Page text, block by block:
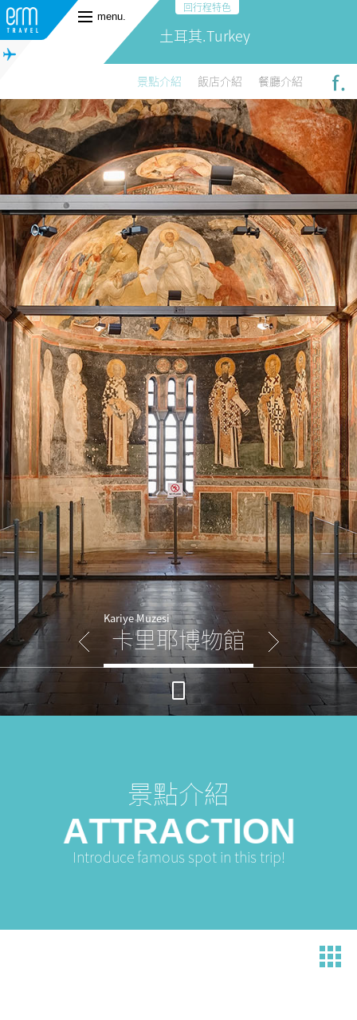
menu.
回行程特色
土耳其.Turkey
景點介紹 飯店介紹 餐廳介紹
Kariye Muzesi
卡里耶博物館
景點介紹
ATTRACTION
N
Introduce famous spot in this trip!